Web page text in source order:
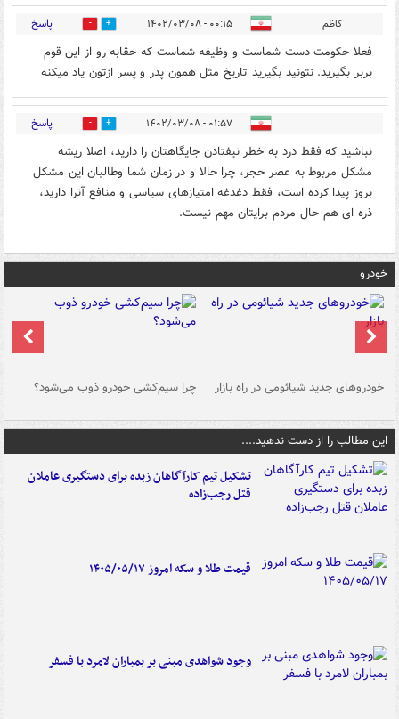
کاظم ۰۰:۱۵ - ۱۴۰۲/۰۳/۰۸ 3 پاسخ
فعلا حکومت دست شماست و وظیفه شماست که حقابه رو از این قوم
بربر بگیرید. نتونید بگیرید تاریخ مثل همون پدر و پسر ازتون یاد میکنه
۰۱:۵۷ - ۱۴۰۲/۰۳/۰۸ 0 پاسخ
نباشید که فقط درد به خطر نیفتادن جایگاهتان را دارید، اصلا ریشه
مشکل مربوط به عصر حجر، چرا حالا و در زمان شما وطالبان این مشکل
بروز پیدا کرده است، فقط دغدغه امتیازهای سیاسی و منافع آنرا دارید،
ذره ای هم حال مردم برایتان مهم نیست.
خودرو
خودروهای جدید شیائومی در راه بازار چرا سیم‌کشی خودرو ذوب می‌شود؟
این مطالب را از دست ندهید....
تشکیل تیم کارآگاهان زبده برای دستگیری عاملان
قتل رجب‌زاده
قیمت طلا و سکه امروز ۱۴۰۵/۰۵/۱۷
وجود شواهدی مبنی بر بمباران لامرد با فسفر